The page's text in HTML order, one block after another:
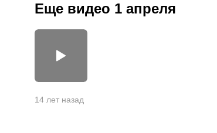
Еще видео 1 апреля
14 лет назад